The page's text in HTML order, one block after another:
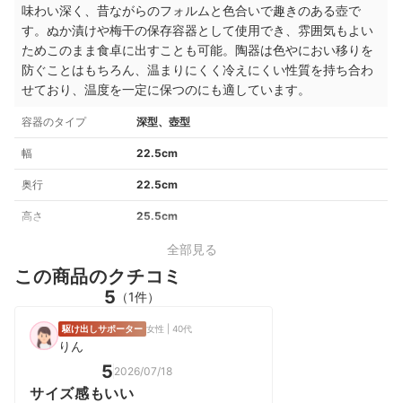
味わい深く、昔ながらのフォルムと色合いで趣きのある壺で
す。ぬか漬けや梅干の保存容器として使用でき、雰囲気もよい
ためこのまま食卓に出すことも可能。陶器は色やにおい移りを
防ぐことはもちろん、温まりにくく冷えにくい性質を持ち合わ
せており、温度を一定に保つのにも適しています。
容器のタイプ 深型、壺型
幅 22.5cm
奥行 22.5cm
高さ 25.5cm
全部見る
この商品のクチコミ
5 （1件）
駆け出しサポーター 女性 | 40代
りん
5 2026/07/18
サイズ感もいい